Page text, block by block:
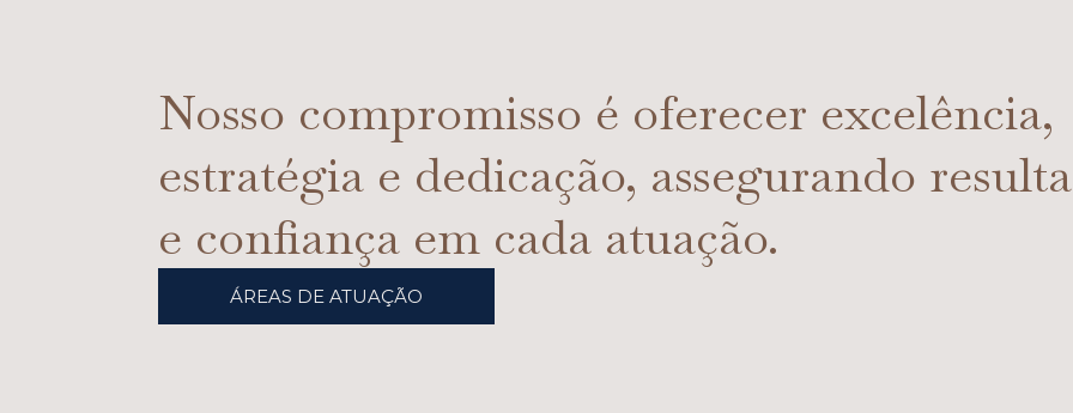
Nosso compromisso é oferecer excelência,
estratégia e dedicação, assegurando
e confiança em cada atuação.
ÁREAS DE ATUAÇÃO